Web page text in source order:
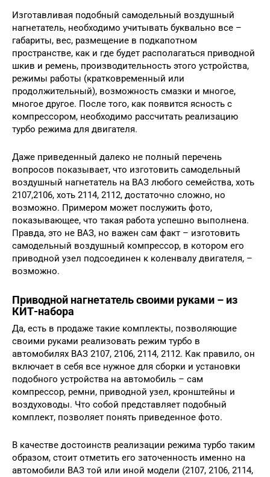
Изготавливая подобный самодельный воздушный
нагнетатель, необходимо учитывать буквально все –
габариты, вес, размещение в подкапотном
пространстве, как и где будет располагаться приводной
шкив и ремень, производительность этого устройства,
режимы работы (кратковременный или
продолжительный), возможность смазки и многое,
многое другое. После того, как появится ясность с
компрессором, необходимо рассчитать реализацию
турбо режима для двигателя.
Даже приведенный далеко не полный перечень
вопросов показывает, что изготовить самодельный
воздушный нагнетатель на ВАЗ любого семейства, хоть
2107,2106, хоть 2114, 2112, достаточно сложно, но
возможно. Примером может послужить фото,
показывающее, что такая работа успешно выполнена.
Правда, это не ВАЗ, но важен сам факт – изготовить
самодельный воздушный компрессор, в котором его
приводной узел подсоединен к коленвалу двигателя, –
возможно.
Приводной нагнетатель своими руками – из
КИТ-набора
Да, есть в продаже такие комплекты, позволяющие
своими руками реализовать режим турбо в
автомобилях ВАЗ 2107, 2106, 2114, 2112. Как правило, он
включает в себя все нужное для сборки и установки
подобного устройства на автомобиль – сам
компрессор, ремни, приводной узел, кронштейны и
воздуховоды. Что собой представляет подобный
комплект, позволяет понять приведенное фото.
В качестве достоинств реализации режима турбо таким
образом, стоит отметить его заточенность именно на
автомобили ВАЗ той или иной модели (2107, 2106, 2114,